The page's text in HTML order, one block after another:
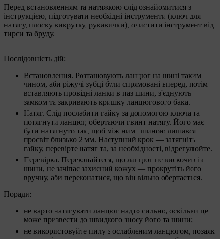
Перед встановленням та натяжкою слід ознайомитися з
інструкцією, підготувати необхідні інструменти (ключ для
натягу, плоску викрутку, рукавички), очистити інструмент від
тирси та бруду.
Послідовність дій:
Встановлення. Розташовують ланцюг на шині таким
чином, аби ріжучі зубці були спрямовані вперед, потім
вставляють провідні ланки в паз шини, з'єднують
замком та закривають кришку ланцюгового бака.
Натяг. Слід послабити гайку за допомогою ключа та
потягнути ланцюг, обертаючи гвинт натягу. Його має
бути натягнуто так, щоб між ним і шиною лишався
просвіт близько 2 мм. Наступний крок — затягніть
гайку, перевірте натяг та, за необхідності, відрегулюйте.
Перевірка. Переконайтеся, що ланцюг не вискочив із
шини, не зачіпає захисний кожух — прокрутіть його
вручну, аби переконатися, що він вільно обертається.
Поради:
не варто натягувати ланцюг надто сильно, оскільки це
може призвести до швидкого зносу його та шини;
не використовуйте пилу з ослабленим ланцюгом, позаяк